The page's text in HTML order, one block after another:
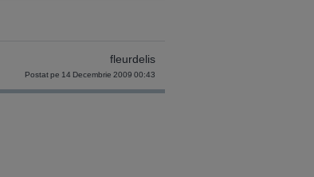
fleurdelis
Postat pe 14 Decembrie 2009 00:43